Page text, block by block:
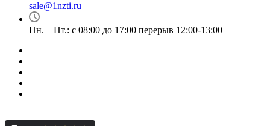
sale@1nzti.ru
Пн. – Пт.: с 08:00 до 17:00 перерыв 12:00-13:00